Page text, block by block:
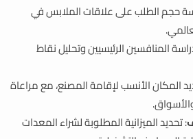
حجم الطلب على علاقات الملابس في
المنافسين الرئيسيين وتحليل نقاط
المكان الأنسب لإقامة المصنع، مع مراعاة
: تحديد الميزانية المطلوبة لشراء المعدات